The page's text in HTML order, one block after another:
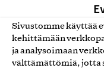
Sivustomme käyttää
kehittämään
ja analysoimaan
välttämättömiä, jotta